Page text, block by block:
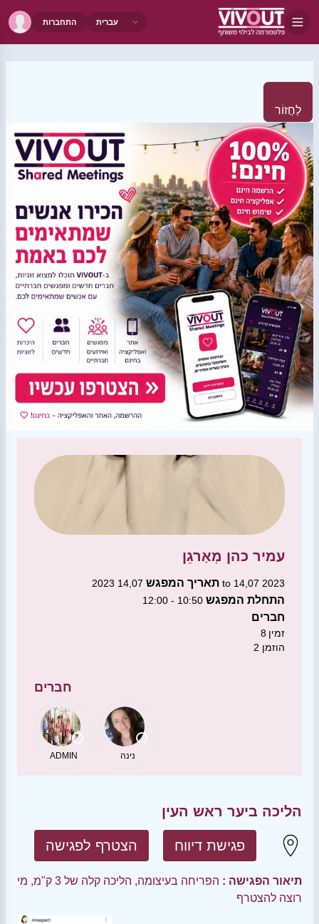
התחברות
לַחֲזוֹר
עמיר כהן מְאַרגֵן
תאריך המפגש 14,07 2023 to 14,07 2023
התחלת המפגש 10:50 - 12:00
חברים
8 זמין
2 הוזמן
חברים
ADMIN נינה
הליכה ביער ראש העין
הצטרף לפגישה פגישת דיווח
תיאור הפגישה :
הפריחה בעיצומה, הליכה קלה של 3 ק"מ, מי
רוצה להצטרף